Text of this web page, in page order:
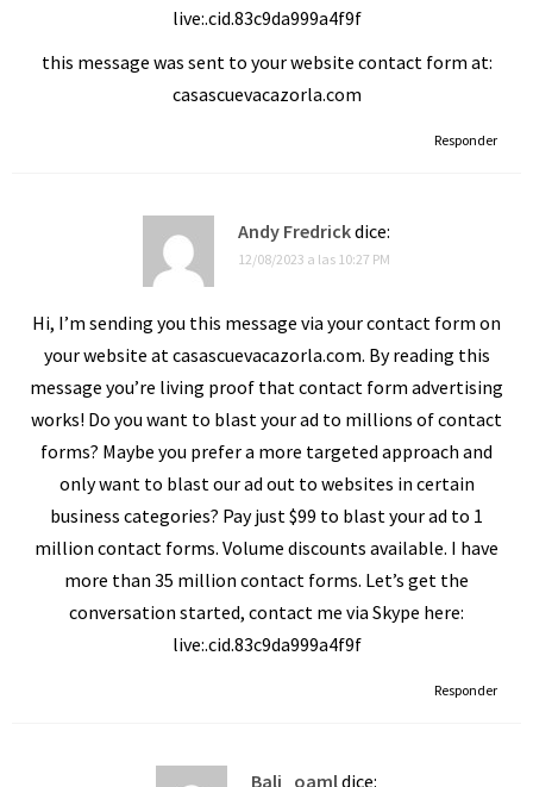
live:.cid.83c9da999a4f9f
this message was sent to your website contact form at:
casascuevacazorla.com
Responder
Andy Fredrickdice:
12/08/2023 a las 10:27 PM
Hi, I’m sending you this message via your contact form on
your website at casascuevacazorla.com. By reading this
message you’re living proof that contact form advertising
works! Do you want to blast your ad to millions of contact
forms? Maybe you prefer a more targeted approach and
only want to blast our ad out to websites in certain
business categories? Pay just $99 to blast your ad to 1
million contact forms. Volume discounts available. I have
more than 35 million contact forms. Let’s get the
conversation started, contact me via Skype here:
live:.cid.83c9da999a4f9f
Responder
Bali_oamldice: